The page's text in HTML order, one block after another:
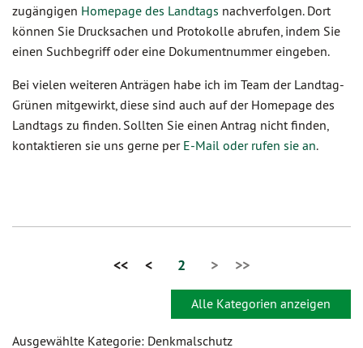
zugängigen Homepage des Landtags nachverfolgen. Dort
können Sie Drucksachen und Protokolle abrufen, indem Sie
einen Suchbegriff oder eine Dokumentnummer eingeben.
Bei vielen weiteren Anträgen habe ich im Team der Landtag-
Grünen mitgewirkt, diese sind auch auf der Homepage des
Landtags zu finden. Sollten Sie einen Antrag nicht finden,
kontaktieren sie uns gerne per E-Mail oder rufen sie an.
<< < 2 > >>
Alle Kategorien anzeigen
Ausgewählte Kategorie: Denkmalschutz